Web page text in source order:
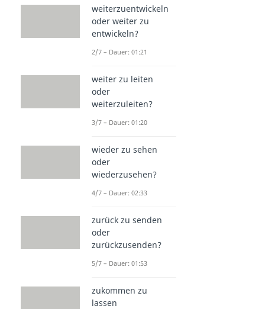
weiterzuentwickeln
oder weiter zu
entwickeln?
2/7 – Dauer: 01:21
weiter zu leiten
oder
weiterzuleiten?
3/7 – Dauer: 01:20
wieder zu sehen
oder
wiederzusehen?
4/7 – Dauer: 02:33
zurück zu senden
oder
zurückzusenden?
5/7 – Dauer: 01:53
zukommen zu
lassen